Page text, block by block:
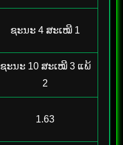
ຊະນະ 4 ສະເໝີ 1
ຊະນະ 10 ສະເໝີ 3 ແພ້
2
1.63